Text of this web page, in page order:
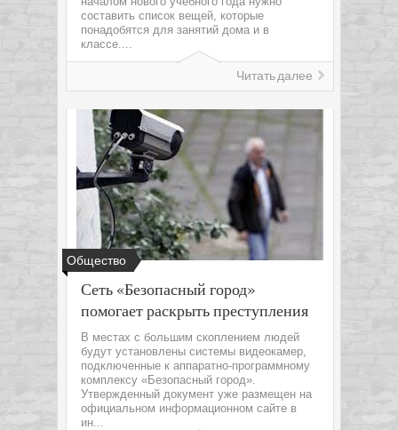
составить список вещей, которые
понадобятся для занятий дома и в
классе....
Читать далее
Общество
Сеть «Безопасный город»
помогает раскрыть преступления
В местах с большим скоплением людей
будут установлены системы видеокамер,
подключенные к аппаратно-программному
комплексу «Безопасный город».
Утвержденный документ уже размещен на
официальном информационном сайте в
ин...